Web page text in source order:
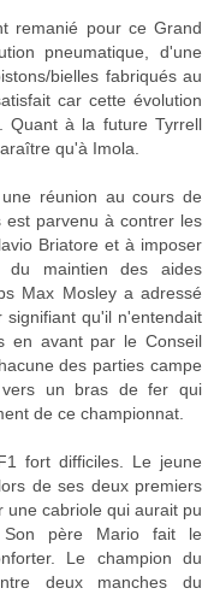
remanié pour ce Grand
pneumatique, d'une
bielles fabriqués au
car cette évolution
Quant à la future Tyrrell
qu'à Imola.
réunion au cours de
est parvenu à contrer les
Briatore et à imposer
du maintien des aides
Max Mosley a adressé
qu'il n'entendait
en avant par le Conseil
des parties campe
vers un bras de fer qui
de ce championnat.
fort difficiles. Le jeune
de ses deux premiers
une cabriole qui aurait pu
Son père Mario fait le
Le champion du
deux manches du